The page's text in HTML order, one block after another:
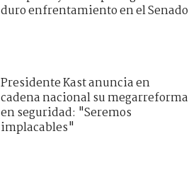
duro enfrentamiento en el Senado
Presidente Kast anuncia en
cadena nacional su megarreforma
en seguridad: "Seremos
implacables"